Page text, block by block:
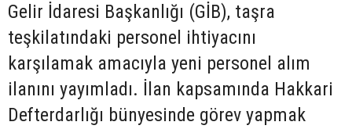
Gelir İdaresi Başkanlığı (GİB), taşra
teşkilatındaki personel ihtiyacını
karşılamak amacıyla yeni personel alım
ilanını yayımladı. İlan kapsamında Hakkari
Defterdarlığı bünyesinde görev yapmak